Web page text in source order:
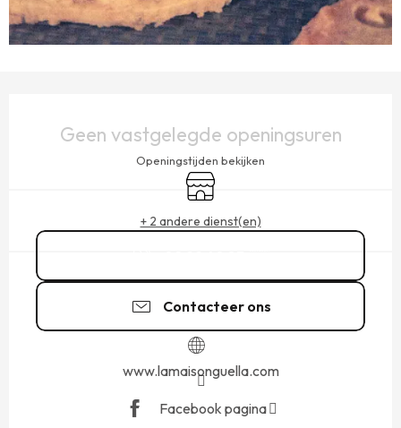
Geen vastgelegde openingsuren
Openingstijden bekijken
Winkel op
+ 2 andere dienst(en)
Contacteer ons
www.lamaisonguella.com
Facebook pagina